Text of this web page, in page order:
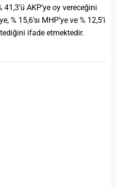
AKP’ye oy vereceğini
% 15,6’sı MHP’ye ve % 12,5’i
ifade etmektedir.